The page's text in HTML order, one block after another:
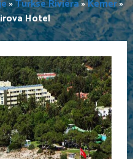
»Turkse Rivièra»Kemer»
Hotel